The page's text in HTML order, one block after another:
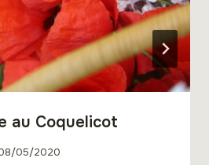
au Coquelicot
05/2020